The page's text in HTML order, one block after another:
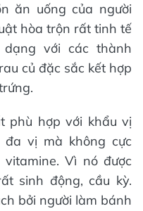
ăn uống của người
hòa trộn rất tinh tế
với các thành
củ đặc sắc kết hợp
phù hợp với khẩu vị
đa vị mà không cực
Vì nó được
sinh động, cầu kỳ.
bởi người làm bánh